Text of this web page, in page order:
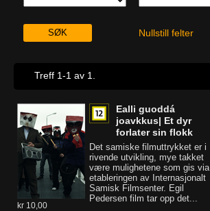
Nullstill felter
Treff 1-1 av 1.
Ealli guoddá
joavkkus| Et dyr
forlater sin flokk
Det samiske filmuttrykket er i
rivende utvikling, mye takket
være mulighetene som gis via
etableringen av Internasjonalt
Samisk Filmsenter. Egil
Pedersen film tar opp det...
kr 10,00